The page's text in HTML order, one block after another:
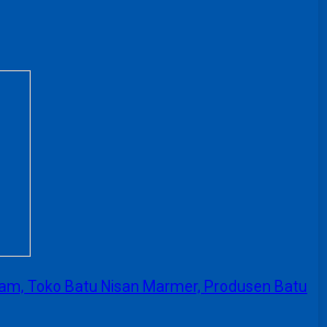
Toko Batu Nisan Marmer, Produsen Batu